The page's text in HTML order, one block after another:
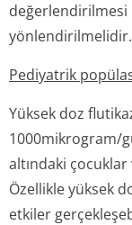
değerlendirilmesi
yönlendirilmelidir.
Pediyatrik
Yüksek doz
1000mikrogram/
altındaki
Özellikle yüksek
etkiler